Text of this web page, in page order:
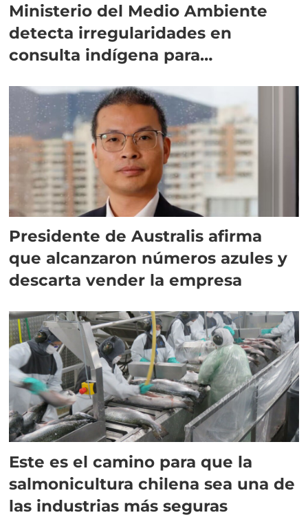
Ministerio del Medio Ambiente
detecta irregularidades en
consulta indígena para
Presidente de Australis afirma
que alcanzaron números azules y
descarta vender la empresa
Este es el camino para que la
salmonicultura chilena sea una de
las industrias más seguras